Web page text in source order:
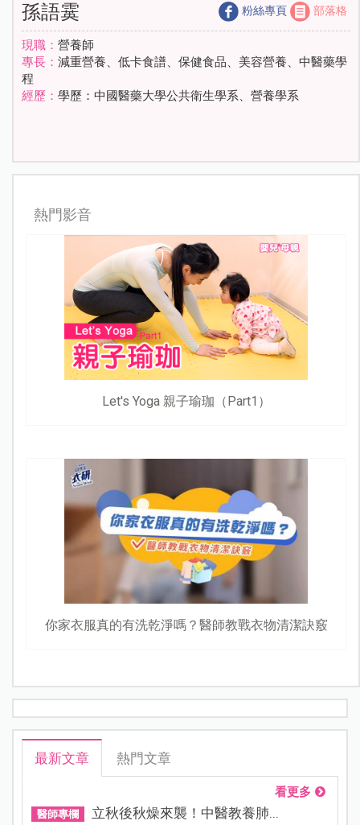
孫語霙 粉絲專頁 部落格
現職： 營養師
專長： 減重營養、低卡食譜、保健食品、美容營養、中醫藥學
程
經歷： 學歷：中國醫藥大學公共衛生學系、營養學系
熱門影音
Let's Yoga 親子瑜珈（Part1）
你家衣服真的有洗乾淨嗎？醫師教戰衣物清潔訣竅
最新文章 熱門文章
看更多
醫師專欄 立秋後秋燥來襲！中醫教養肺...